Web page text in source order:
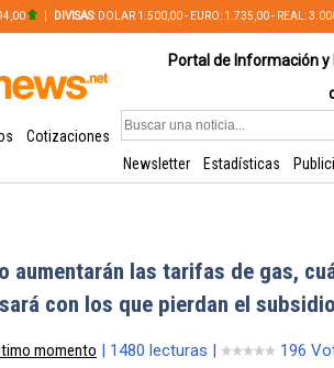
DIVISAS: DOLAR 1.500,00 - EURO: 1.735,00 - REAL:
Portal de Información
Cotizaciones
Newsletter
Estadísticas
aumentarán las tarifas de gas,
con los que pierdan el
momento | 1480 lecturas | 196